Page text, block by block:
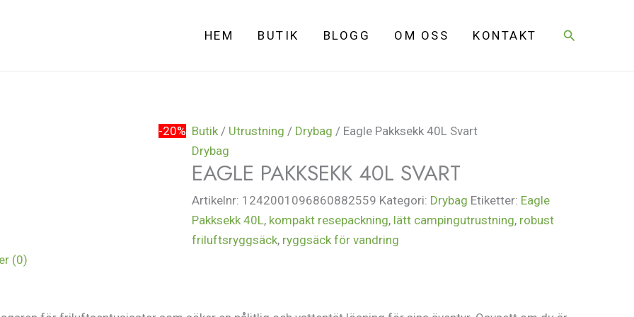
HEM BUTIK BLOGG OM OSS KONTAKT Sök
-20% Butik / Utrustning / Drybag / Eagle Pakksekk 40L Svart
Drybag
EAGLE PAKKSEKK 40L SVART
Artikelnr: 1242001096860882559 Kategori: Drybag Etiketter: Eagle
Pakksekk 40L, kompakt resepackning, lätt campingutrustning, robust
friluftsryggsäck, ryggsäck för vandring
(0)